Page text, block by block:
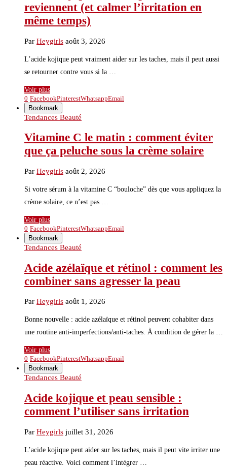
reviennent (et calmer l’irritation en
même temps)
Par Heygirls août 3, 2026
L’acide kojique peut vraiment aider sur les taches, mais il peut aussi
se retourner contre vous si la …
Voir plus
0 FacebookPinterestWhatsappEmail
Bookmark
Tendances Beauté
Vitamine C le matin : comment éviter
que ça peluche sous la crème solaire
Par Heygirls août 2, 2026
Si votre sérum à la vitamine C “bouloche” dès que vous appliquez la
crème solaire, ce n’est pas …
Voir plus
0 FacebookPinterestWhatsappEmail
Bookmark
Tendances Beauté
Acide azélaïque et rétinol : comment les
combiner sans agresser la peau
Par Heygirls août 1, 2026
Bonne nouvelle : acide azélaïque et rétinol peuvent cohabiter dans
une routine anti-imperfections/anti-taches. À condition de gérer la …
Voir plus
0 FacebookPinterestWhatsappEmail
Bookmark
Tendances Beauté
Acide kojique et peau sensible :
comment l’utiliser sans irritation
Par Heygirls juillet 31, 2026
L’acide kojique peut aider sur les taches, mais il peut vite irriter une
peau réactive. Voici comment l’intégrer …